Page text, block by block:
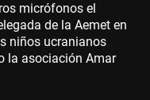
micrófonos el
de la Aemet en
niños ucranianos
la asociación Amar